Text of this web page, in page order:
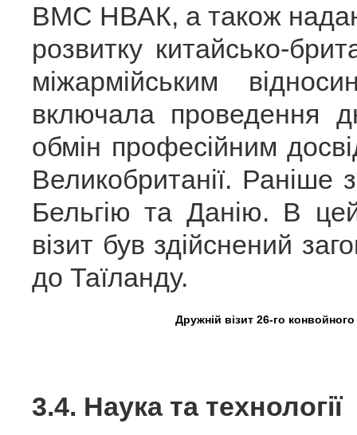
ВМС НВАК, а також
розвитку китайсько-
міжармійським
включала проведення
обмін професійним
Великобританії.
Бельгію та Данію. В
візит був здійснений
до Таїланду.
Дружній візит 26-го
3.4. Наука та технології